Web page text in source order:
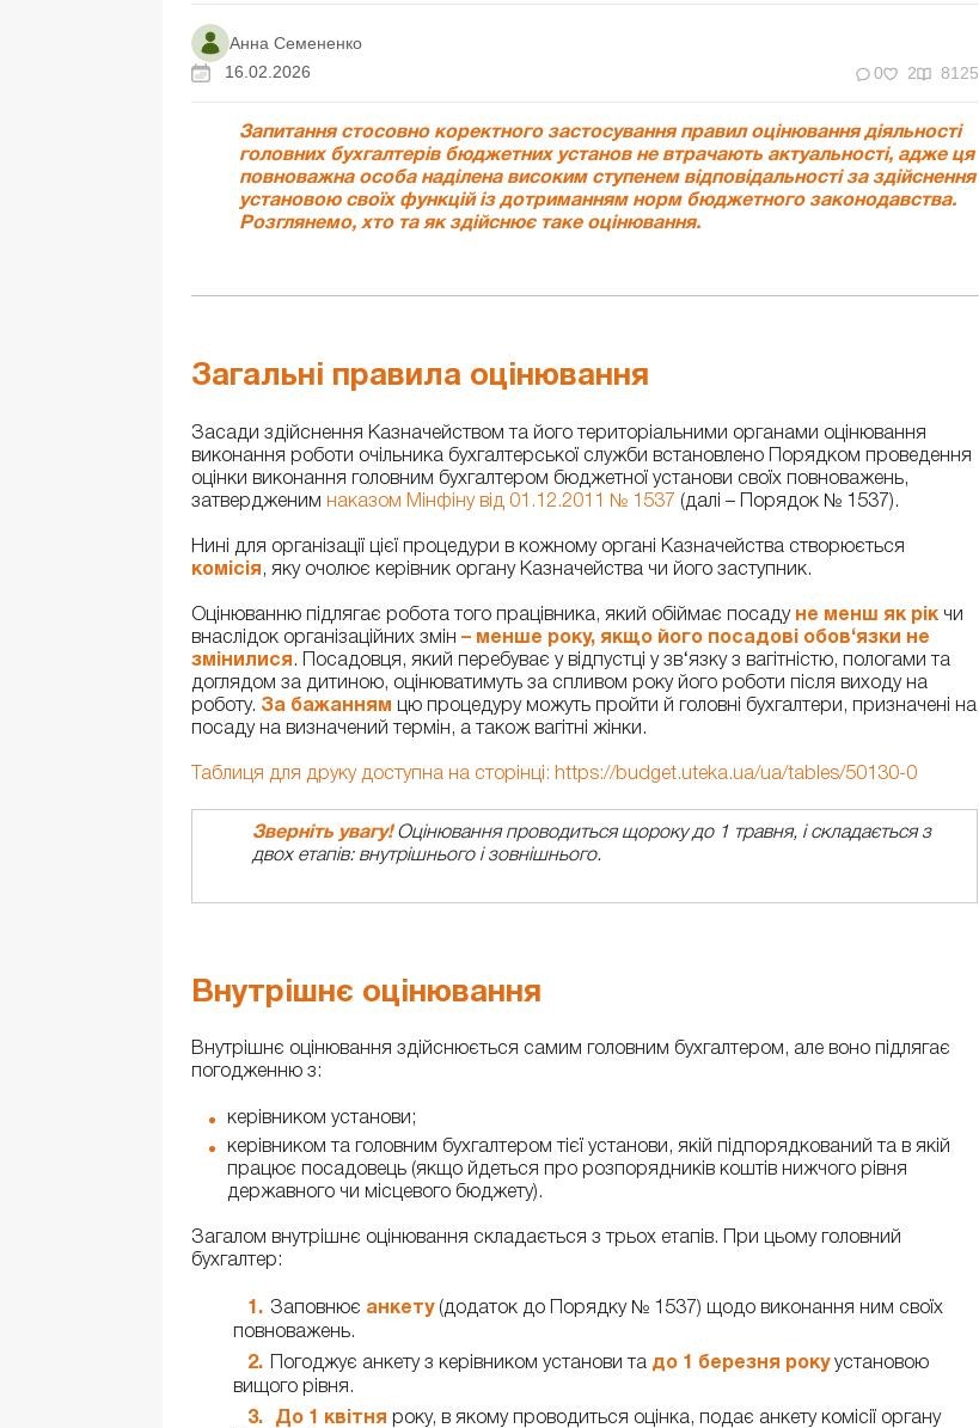
Анна Семененко
16.02.2026
0 2 8125
Запитання стосовно коректного застосування правил оцінювання діяльності
головних бухгалтерів бюджетних установ не втрачають актуальності, адже ця
повноважна особа наділена високим ступенем відповідальності за здійснення
установою своїх функцій із дотриманням норм бюджетного законодавства.
Розглянемо, хто та як здійснює таке оцінювання.
Загальні правила оцінювання
Засади здійснення Казначейством та його територіальними органами оцінювання
виконання роботи очільника бухгалтерської служби встановлено Порядком проведення
оцінки виконання головним бухгалтером бюджетної установи своїх повноважень,
затвердженим наказом Мінфіну від 01.12.2011 № 1537 (далі – Порядок № 1537).
Нині для організації цієї процедури в кожному органі Казначейства створюється
комісія , яку очолює керівник органу Казначейства чи його заступник.
Оцінюванню підлягає робота того працівника, який обіймає посаду не менш як рікчи
внаслідок організаційних змін – менше року, якщо його посадові обов‘язки не
змінилися . Посадовця, який перебуває у відпустці у зв‘язку з вагітністю, пологами та
доглядом за дитиною, оцінюватимуть за спливом року його роботи після виходу на
роботу. За бажанням
цю процедуру можуть пройти й головні бухгалтери, призначені на
посаду на визначений термін, а також вагітні жінки.
Таблиця для друку доступна на сторінці: https://budget.uteka.ua/ua/tables/50130-0
Зверніть увагу!Оцінювання проводиться щороку до 1 травня, і складається з
двох етапів: внутрішнього і зовнішнього.
Внутрішнє оцінювання
Внутрішнє оцінювання здійснюється самим головним бухгалтером, але воно підлягає
погодженню з:
керівником установи;
керівником та головним бухгалтером тієї установи, якій підпорядкований та в якій
працює посадовець (якщо йдеться про розпорядників коштів нижчого рівня
державного чи місцевого бюджету).
Загалом внутрішнє оцінювання складається з трьох етапів. При цьому головний
бухгалтер:
Заповнює анкету(додаток до Порядку № 1537) щодо виконання ним своїх
повноважень.
Погоджує анкету з керівником установи та до 1 березня рокуустановою
вищого рівня.
До 1 квітня
року, в якому проводиться оцінка, подає анкету комісії органу